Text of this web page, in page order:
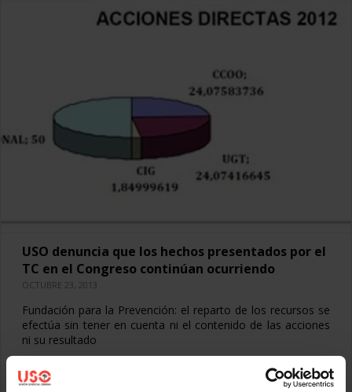
USO denuncia que los hechos presentados por el
TC en el Congreso continúan ocurriendo
OCTUBRE 23, 2013
Fundación para la Prevención: el reparto de los recursos se
efectúa sin tener en cuenta ni el contenido de las acciones
ni su resultado
Congreso el Informe de Fiscalización sobre la Gestión de la